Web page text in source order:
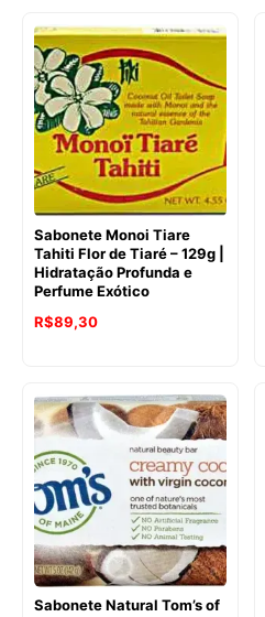
original
era:
R$128,47.
atual
é:
R$125,06.
Sabonete Monoi Tiare
Tahiti Flor de Tiaré – 129g |
Hidratação Profunda e
Perfume Exótico
O
era:
R$134,35.
R$89,30O
é:
R$89,30.
Sabonete Natural Tom’s of